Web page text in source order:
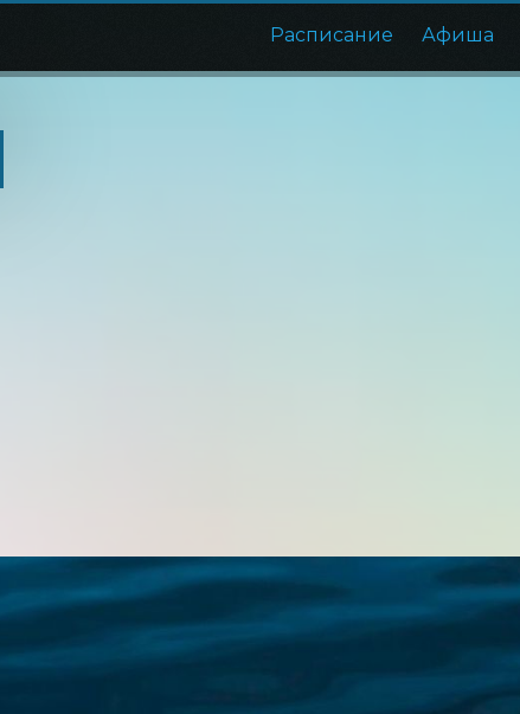
Расписание Афиша